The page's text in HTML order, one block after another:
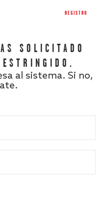
REGISTRO
SOLICITADO
al sistema. Si no,